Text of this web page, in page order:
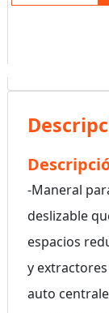
-Maneral
deslizable
espacios
y
auto